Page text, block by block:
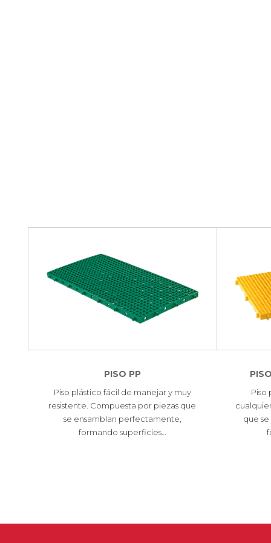
PISO PP
Piso plástico fácil de manejar y muy
resistente. Compuesta por piezas que
se ensamblan perfectamente,
formando superficies…
Piso
que